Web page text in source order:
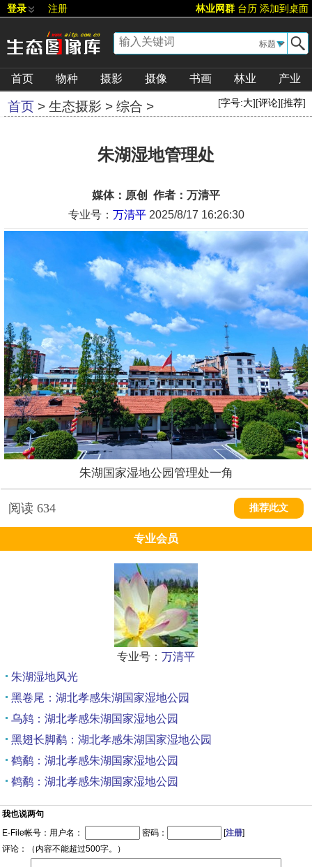
登录 注册 林业网群 台历 添加到桌面
▼
首页 物种 摄影 摄像 书画 林业 产业
首页 > 生态摄影 > 综合 > [字号:大][评论][推荐]
朱湖湿地管理处
媒体：原创 作者：万清平
专业号： 万清平 2025/8/17 16:26:30
朱湖国家湿地公园管理处一角
阅读 634 推荐此文
专业会员
专业号： 万清平
朱湖湿地风光
黑卷尾：湖北孝感朱湖国家湿地公园
乌鸫：湖北孝感朱湖国家湿地公园
黑翅长脚鹬：湖北孝感朱湖国家湿地公园
鹤鹬：湖北孝感朱湖国家湿地公园
鹤鹬：湖北孝感朱湖国家湿地公园
我也说两句
E-File帐号：用户名：
密码： [注册]
评论：（内容不能超过500字。）